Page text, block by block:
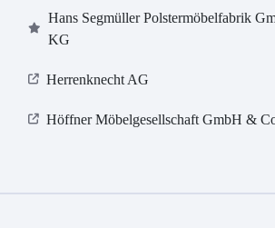
Hans Segmüller Polstermöbelfabrik
KG
Herrenknecht AG
Höffner Möbelgesellschaft GmbH &